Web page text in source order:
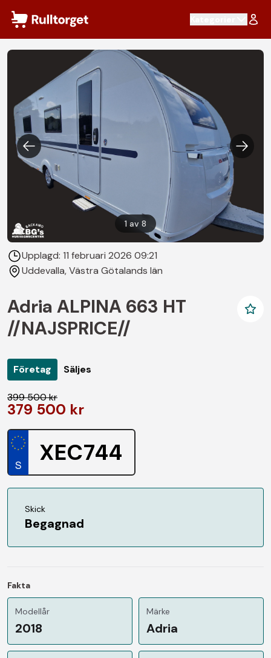
1 av 8
Upplagd: 11 februari 2026 09:21
Uddevalla, Västra Götalands län
Adria ALPINA 663 HT
//NAJSPRICE//
Företag Säljes
399 500 kr
379 500 kr
XEC744
Skick
Begagnad
Fakta
Modellår
2018
Märke
Adria